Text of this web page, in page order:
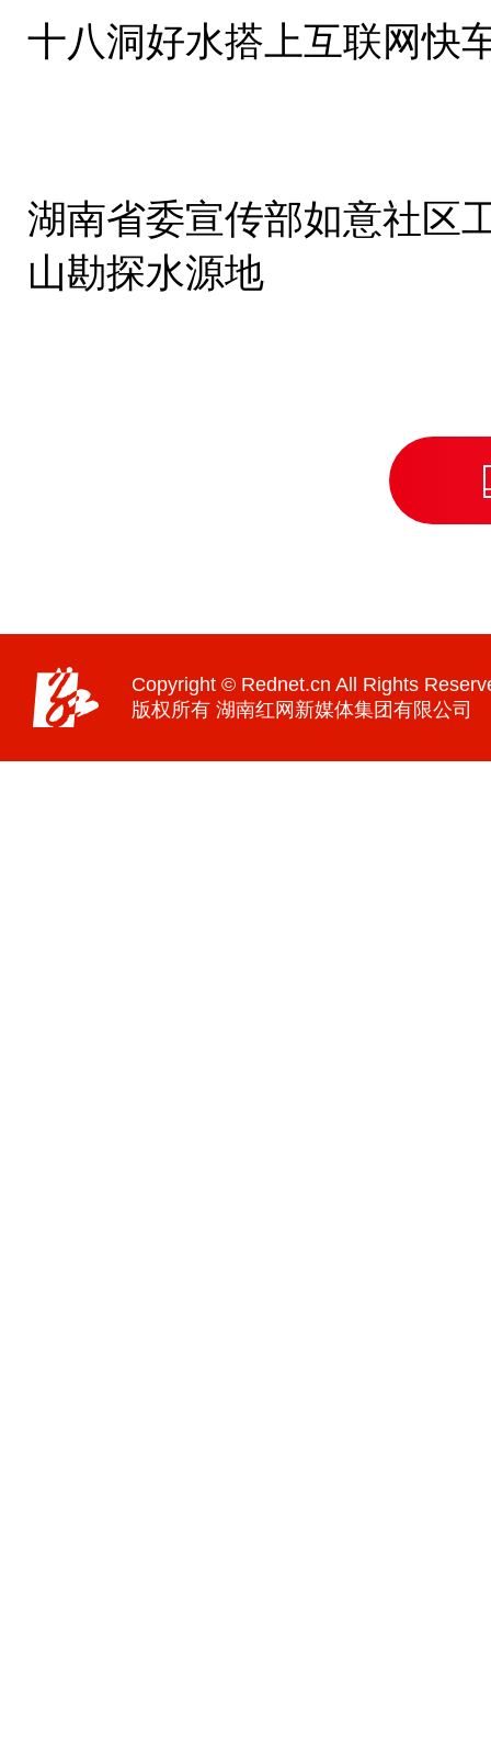
十八洞好水搭上互联网快
湖南省委宣传部如意社区
山勘探水源地
Copyright © Rednet.cn All Rights
版权所有 湖南红网新媒体集团有限公司